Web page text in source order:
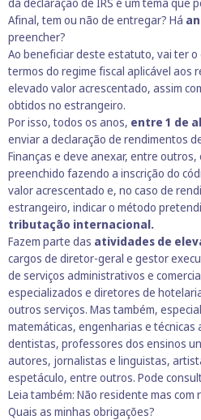
Afinal, tem ou não de entregar? Há
preencher?
Ao beneficiar deste estatuto, vai ter
termos do regime fiscal aplicável aos
elevado valor acrescentado, assim
obtidos no estrangeiro.
Por isso, todos os anos, entre 1 de
enviar a declaração de rendimentos
Finanças e deve anexar, entre outros,
preenchido fazendo a inscrição do
valor acrescentado e, no caso de
estrangeiro, indicar o método
tributação internacional.
Fazem parte das atividades de
cargos de diretor-geral e gestor
de serviços administrativos e
especializados e diretores de
outros serviços. Mas também,
matemáticas, engenharias e técnicas
dentistas, professores dos ensinos
autores, jornalistas e linguistas,
espetáculo, entre outros. Pode
Leia também: Não residente mas com
Quais as minhas obrigações?